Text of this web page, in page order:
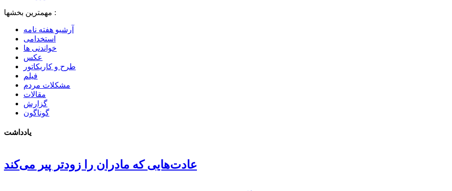
مهمترین بخشها :
آرشیو هفته نامه
استخدامی
خواندنی ها
عکس
طرح و کاریکاتور
فیلم
مشکلات مردم
مقالات
گزارش
گوناگون
یادداشت
عادت‌هایی که مادران را زودتر پیر می‌کند